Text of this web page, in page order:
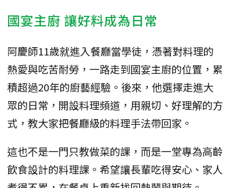
國宴主廚 讓好料成為日常
阿慶師11歲就進入餐廳當學徒，憑著對料理的
熱愛與吃苦耐勞，一路走到國宴主廚的位置，累
積超過20年的廚藝經驗。後來，他選擇走進大
眾的日常，開設料理頻道，用親切、好理解的方
式，教大家把餐廳級的料理手法帶回家。
這也不是一門只教做菜的課，而是一堂專為高齡
飲食設計的料理課。希望讓長輩吃得安心、家人